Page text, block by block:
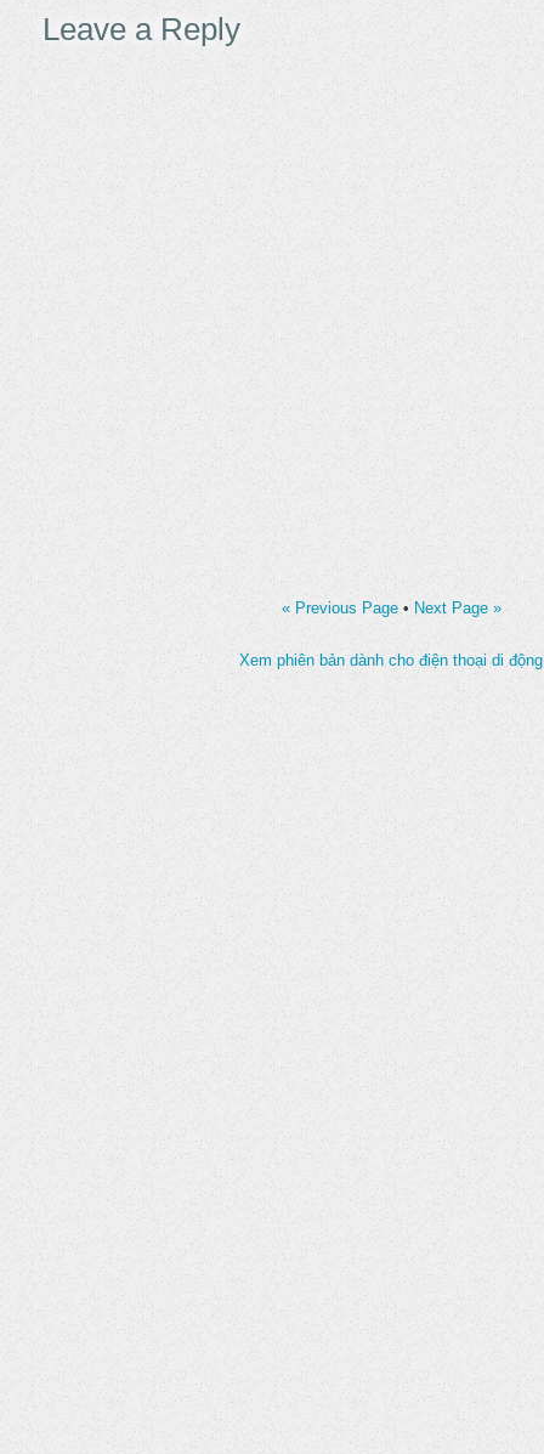
Leave a Reply
« Previous Page • Next Page »
Xem phiên bản dành cho điện thoại di động